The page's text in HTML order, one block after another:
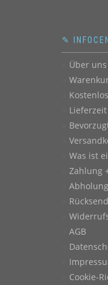
✎
Über uns
Lieferzeit
Was ist
Zahlung
Abholung
AGB
Cookie-